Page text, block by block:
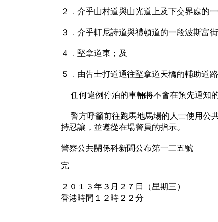
２．介乎山村道與山光道上及下交界處的
３．介乎軒尼詩道與禮頓道的一段波斯富
４．堅拿道東；及
５．由告士打道通往堅拿道天橋的輔助道
任何違例停泊的車輛將不會在預先通知
警方呼籲前往跑馬地馬場的人士使用公
持忍讓，並遵從在場警員的指示。
警察公共關係科新聞公布第一三五號
完
２０１３年３月２７日（星期三）
香港時間１２時２２分